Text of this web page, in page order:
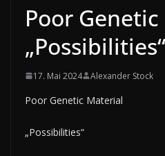
Poor
„Possibilities“
17. Mai 2024 Alexander Stock
Poor Genetic Material
„Possibilities“